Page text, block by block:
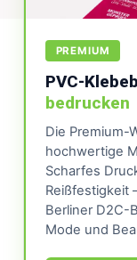
PREMIUM
PVC-
bedrucken
Die Premium-
hochwertige
Scharfes
Reißfestigkeit
Berliner D2C-
Mode und